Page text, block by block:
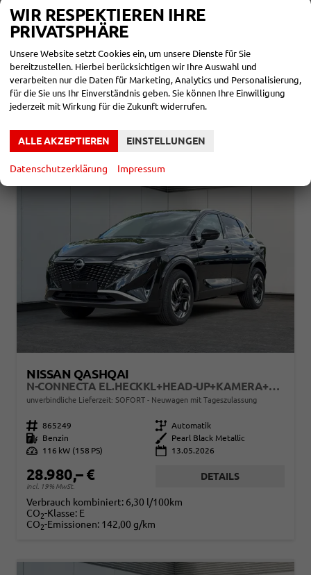
unverbindliche Lieferzeit: ca. 4-5 Monate Neuwagen
Kraftstoff Benzin Leistung 116 kW (158 PS)
28.720,– €
incl. 19% MwSt.
DETAILS
Verbrauch kombiniert:6,40 l/100km
CO2-Emissionen:145,00 g/km
NISSAN QASHQAI
N-CONNECTA EL.HECKKL+HEAD-UP+KAMERA+ACC+PDC+SHZ+LED
unverbindliche Lieferzeit: SOFORT Neuwagen mit Tageszulassung
Fahrzeugnr. 865249 Getriebe Automatik
Kraftstoff
Benzin Außenfarbe
Pearl Black Metallic
Leistung
116 kW (158 PS) 13.05.2026
28.980,– €
incl. 19% MwSt.
DETAILS
Verbrauch kombiniert: 6,30 l/100km
CO2-Klasse: E
CO2-Emissionen: 142,00 g/km
WIR RESPEKTIEREN IHRE
PRIVATSPHÄRE
Unsere Website setzt Cookies ein, um unsere Dienste für Sie
bereitzustellen. Hierbei berücksichtigen wir Ihre Auswahl und
verarbeiten nur die Daten für Marketing, Analytics und Personalisierung,
für die Sie uns Ihr Einverständnis geben. Sie können Ihre Einwilligung
jederzeit mit Wirkung für die Zukunft widerrufen.
ALLE AKZEPTIEREN EINSTELLUNGEN
Datenschutzerklärung Impressum